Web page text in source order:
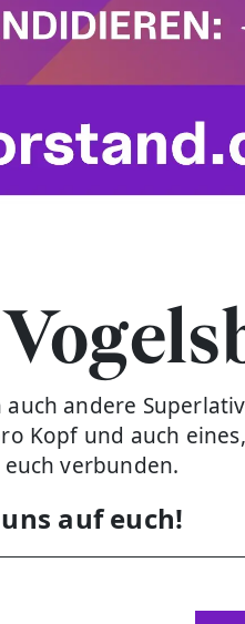
andere
Kopf und auch
verbunden.
auf euch!